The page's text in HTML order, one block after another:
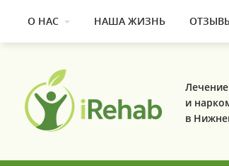
О НАС НАША ЖИЗНЬ
и
в